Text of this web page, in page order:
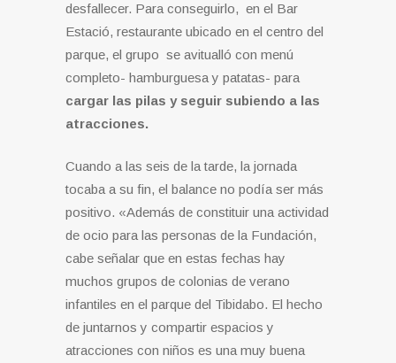
desfallecer. Para conseguirlo, en el Bar
Estació, restaurante ubicado en el centro del
parque, el grupo se avitualló con menú
completo- hamburguesa y patatas- para
cargar las pilas y seguir subiendo a las
atracciones.
Cuando a las seis de la tarde, la jornada
tocaba a su fin, el balance no podía ser más
positivo. «Además de constituir una actividad
de ocio para las personas de la Fundación,
cabe señalar que en estas fechas hay
muchos grupos de colonias de verano
infantiles en el parque del Tibidabo. El hecho
de juntarnos y compartir espacios y
atracciones con niños es una muy buena